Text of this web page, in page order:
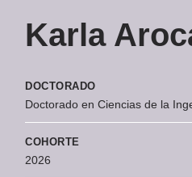
Karla
DOCTORADO
Doctorado en Ciencias de la
COHORTE
2026